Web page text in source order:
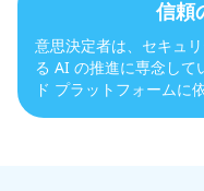
信頼
意思決定者は、セキュ
る AI の推進に専念して
ド プラットフォームに